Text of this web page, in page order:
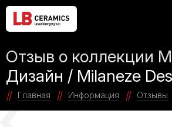
Отзыв о коллекции
Дизайн / Milaneze
Главная Информация Отзывы